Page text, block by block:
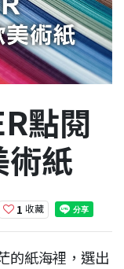
點閱
術紙
1 收藏
的紙海裡，選出